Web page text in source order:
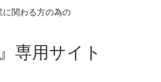
に関わる方の為の
専用サイト